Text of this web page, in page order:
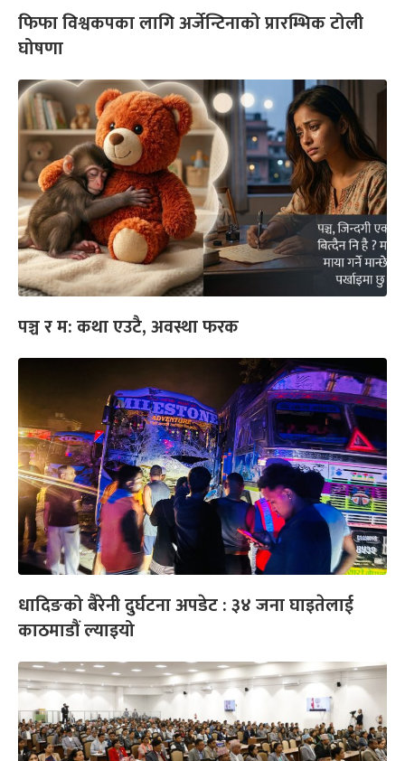
फिफा विश्वकपका लागि अर्जेन्टिनाको प्रारम्भिक टोली
घोषणा
पञ्च र म: कथा एउटै, अवस्था फरक
धादिङको बैरेनी दुर्घटना अपडेट : ३४ जना घाइतेलाई
काठमाडौं ल्याइयो